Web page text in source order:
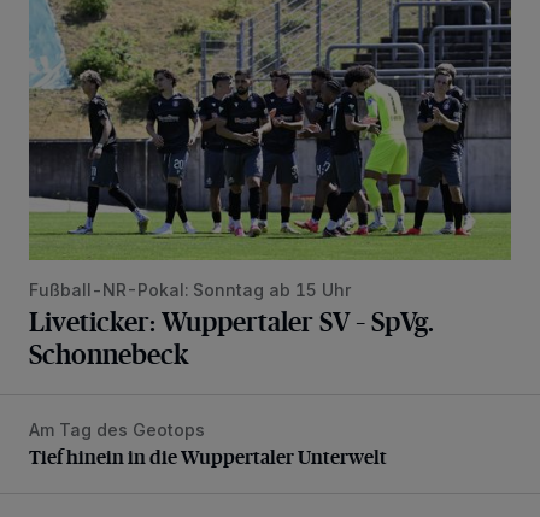
Fußball-NR-Pokal: Sonntag ab 15 Uhr
Liveticker: Wuppertaler SV – SpVg.
Schonnebeck
Tief hinein in die Wuppertaler Unterwelt
Am Tag des Geotops
Tief hinein in die Wuppertaler Unterwelt